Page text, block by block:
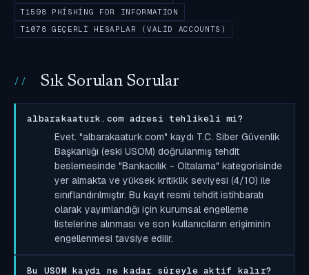
T1598 PHISHING FOR INFORMATION
T1078 GEÇERLI HESAPLAR (VALID ACCOUNTS)
Sık Sorulan Sorular
albarakaaturk.com adresi tehlikeli mi?
Evet. "albarakaaturk.com" kaydı T.C. Siber Güvenlik
Başkanlığı (eski USOM) doğrulanmış tehdit
beslemesinde "Bankacılık - Oltalama" kategorisinde
yer almakta ve yüksek kritiklik seviyesi (4/10) ile
sınıflandırılmıştır. Bu kayıt resmi tehdit istihbaratı
olarak yayımlandığı için kurumsal engelleme
listelerine alınması ve son kullanıcıların erişiminin
engellenmesi tavsiye edilir.
Bu USOM kaydı ne kadar süreyle aktif kalır?